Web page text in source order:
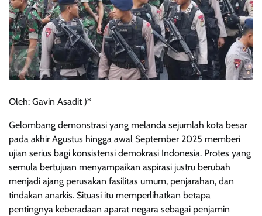
Oleh: Gavin Asadit )*
Gelombang demonstrasi yang melanda sejumlah kota besar
pada akhir Agustus hingga awal September 2025 memberi
ujian serius bagi konsistensi demokrasi Indonesia. Protes yang
semula bertujuan menyampaikan aspirasi justru berubah
menjadi ajang perusakan fasilitas umum, penjarahan, dan
tindakan anarkis. Situasi itu memperlihatkan betapa
pentingnya keberadaan aparat negara sebagai penjamin